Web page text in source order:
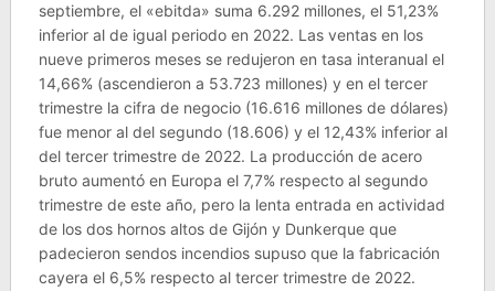
septiembre, el «ebitda» suma 6.292 millones, el 51,23%
inferior al de igual periodo en 2022. Las ventas en los
nueve primeros meses se redujeron en tasa interanual el
14,66% (ascendieron a 53.723 millones) y en el tercer
trimestre la cifra de negocio (16.616 millones de dólares)
fue menor al del segundo (18.606) y el 12,43% inferior al
del tercer trimestre de 2022. La producción de acero
bruto aumentó en Europa el 7,7% respecto al segundo
trimestre de este año, pero la lenta entrada en actividad
de los dos hornos altos de Gijón y Dunkerque que
padecieron sendos incendios supuso que la fabricación
cayera el 6,5% respecto al tercer trimestre de 2022.